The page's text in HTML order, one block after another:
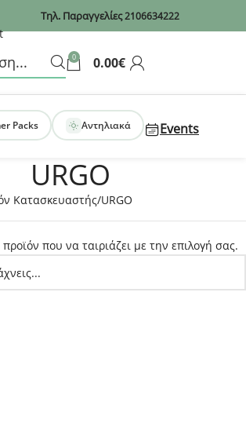
Τηλ. Παραγγελίες2106634222
0 0.00€
Packs Αντηλιακά Events
URGO
Κατασκευαστής URGO
που να ταιριάζει με την επιλογή σας.